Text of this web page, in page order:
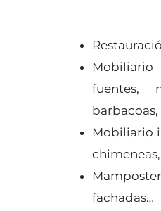
fuentes,
Mobiliario
fachadas…